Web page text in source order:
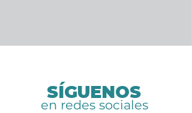
SÍGUENOS
en redes sociales